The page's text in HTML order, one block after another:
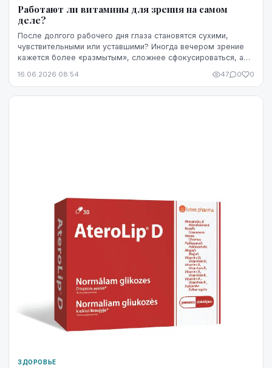
Работают ли витамины для зрения на самом
деле?
После долгого рабочего дня глаза становятся сухими,
чувствительными или уставшими? Иногда вечером зрение
кажется более «размытым», сложнее сфокусироваться, а
16.06.2026 08:54 47 0 0
ЗДОРОВЬЕ